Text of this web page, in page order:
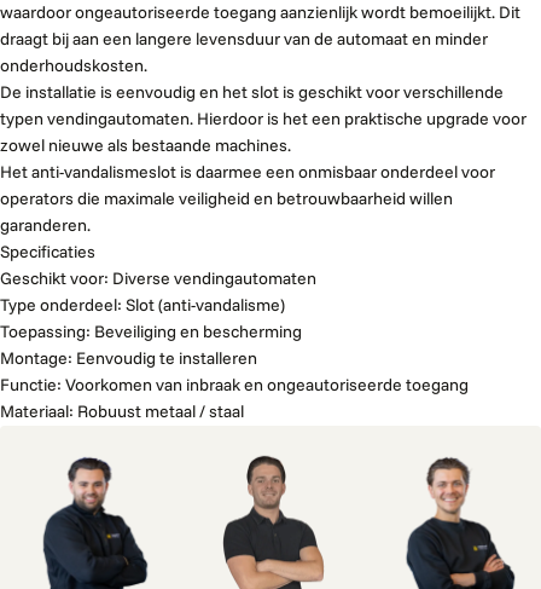
waardoor ongeautoriseerde toegang aanzienlijk wordt bemoeilijkt. Dit
draagt bij aan een langere levensduur van de automaat en minder
onderhoudskosten.
De installatie is eenvoudig en het slot is geschikt voor verschillende
typen vendingautomaten. Hierdoor is het een praktische upgrade voor
zowel nieuwe als bestaande machines.
Het anti-vandalismeslot is daarmee een onmisbaar onderdeel voor
operators die maximale veiligheid en betrouwbaarheid willen
garanderen.
Specificaties
Geschikt voor: Diverse vendingautomaten
Type onderdeel: Slot (anti-vandalisme)
Toepassing: Beveiliging en bescherming
Montage: Eenvoudig te installeren
Functie: Voorkomen van inbraak en ongeautoriseerde toegang
Materiaal: Robuust metaal / staal